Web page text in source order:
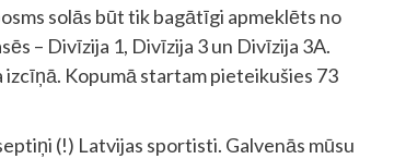
solās būt tik bagātīgi apmeklēts no
– Divīzija 1, Divīzija 3 un Divīzija 3A.
Kopumā startam pieteikušies 73
(!) Latvijas sportisti. Galvenās mūsu